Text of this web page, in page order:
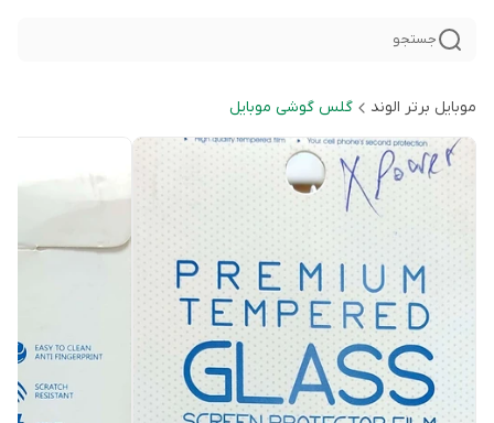
جستجو
موبایل برتر الوند گلس گوشی موبایل